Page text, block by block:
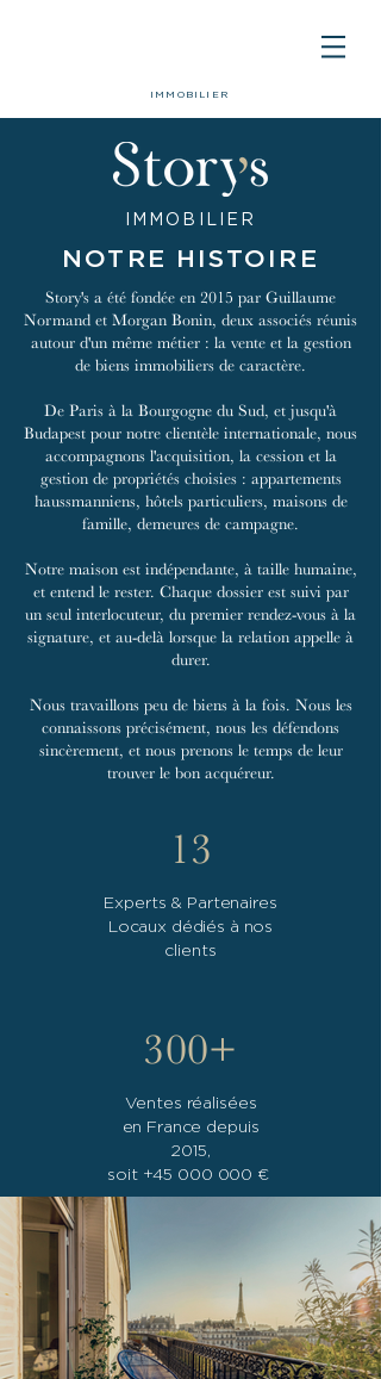
IMMOBILIER
IMMOBILIER
NOTRE HISTOIRE
Story's a été fondée en 2015 par Guillaume
Normand et Morgan Bonin, deux associés réunis
autour d'un même métier : la vente et la gestion
de biens immobiliers de caractère.
De Paris à la Bourgogne du Sud, et jusqu'à
Budapest pour notre clientèle internationale, nous
accompagnons l'acquisition, la cession et la
gestion de propriétés choisies : appartements
haussmanniens, hôtels particuliers, maisons de
famille, demeures de campagne.
Notre maison est indépendante, à taille humaine,
et entend le rester. Chaque dossier est suivi par
un seul interlocuteur, du premier rendez-vous à la
signature, et au-delà lorsque la relation appelle à
durer.
Nous travaillons peu de biens à la fois. Nous les
connaissons précisément, nous les défendons
sincèrement, et nous prenons le temps de leur
trouver le bon acquéreur.
13
Experts & Partenaires
Locaux dédiés à nos
clients
300+
Ventes réalisées
en France depuis
2015,
soit +45 000 000 €